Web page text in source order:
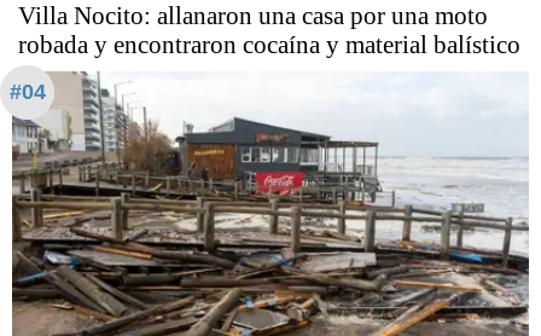
Villa Nocito: allanaron una casa por una moto
robada y encontraron cocaína y material balístico
#04